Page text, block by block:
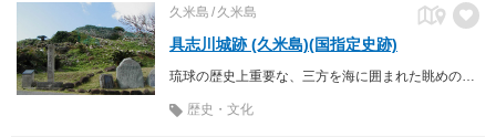
久米島 久米島
具志川城跡 (久米島)(国指定史跡)
琉球の歴史上重要な、三方を海に囲まれた眺めのいい城跡
歴史・文化